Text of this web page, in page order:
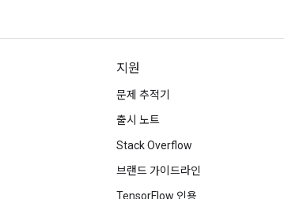
지원
문제 추적기
출시 노트
Stack Overflow
브랜드 가이드라인
TensorFlow 인용